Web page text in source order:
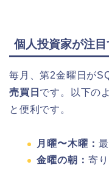
個人投資家が注
毎月、第2金曜日が
売買日 です。以下の
と便利です。
月曜〜木曜：
金曜の朝： 寄